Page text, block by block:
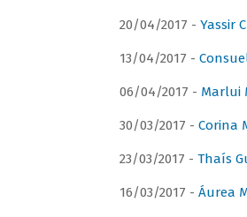
20/04/2017 - Yassir
13/04/2017 -
06/04/2017 - Marlui
30/03/2017 - Corina
23/03/2017 - Thaís
16/03/2017 - Áurea